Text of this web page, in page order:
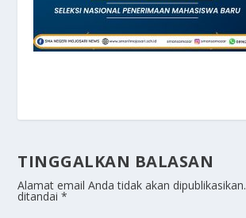
TINGGALKAN BALASAN
Alamat email Anda tidak akan dipublikasikan.
ditandai*